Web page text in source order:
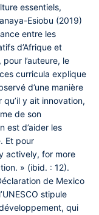
essentiels,
Esiobu (2019)
entre les
d’Afrique et
pour l’auteure, le
curricula explique
d’une manière
y ait innovation,
de son
est d’aider les
Et pour
actively, for more
» (ibid. : 12).
de Mexico
stipule
qui